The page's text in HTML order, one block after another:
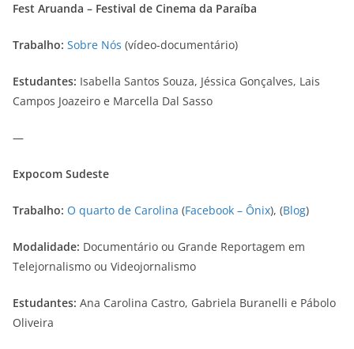
Fest Aruanda – Festival de Cinema da Paraíba
Trabalho: Sobre Nós (vídeo-documentário)
Estudantes: Isabella Santos Souza, Jéssica Gonçalves, Lais
Campos Joazeiro e Marcella Dal Sasso
—
Expocom Sudeste
Trabalho: O quarto de Carolina (Facebook – Ônix), (Blog)
Modalidade: Documentário ou Grande Reportagem em
Telejornalismo ou Videojornalismo
Estudantes: Ana Carolina Castro, Gabriela Buranelli e Pábolo
Oliveira